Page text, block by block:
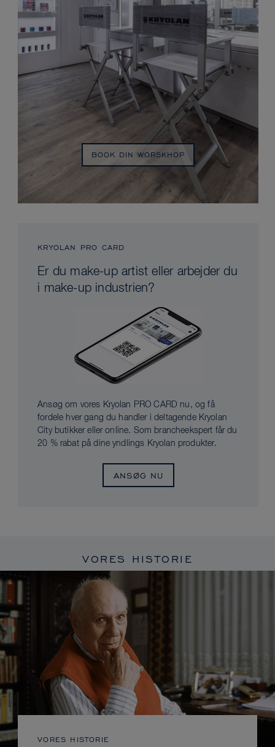
BOOK DIN WORSKHOP
KRYOLAN PRO CARD
Er du make-up artist eller arbejder du
i make-up industrien?
Ansøg om vores Kryolan PRO CARD nu, og få
fordele hver gang du handler i deltagende Kryolan
City butikker eller online. Som brancheekspert får du
20 % rabat på dine yndlings Kryolan produkter.
ANSØG NU
VORES HISTORIE
VORES HISTORIE